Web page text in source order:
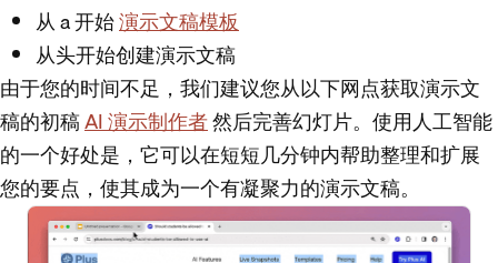
从 a 开始演示文稿模板
从头开始创建演示文稿
由于您的时间不足，我们建议您从以下网点获取演示文
稿的初稿AI 演示制作者然后完善幻灯片。使用人工智能
的一个好处是，它可以在短短几分钟内帮助整理和扩展
您的要点，使其成为一个有凝聚力的演示文稿。